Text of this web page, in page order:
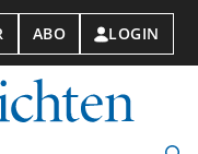
ABO LOGIN